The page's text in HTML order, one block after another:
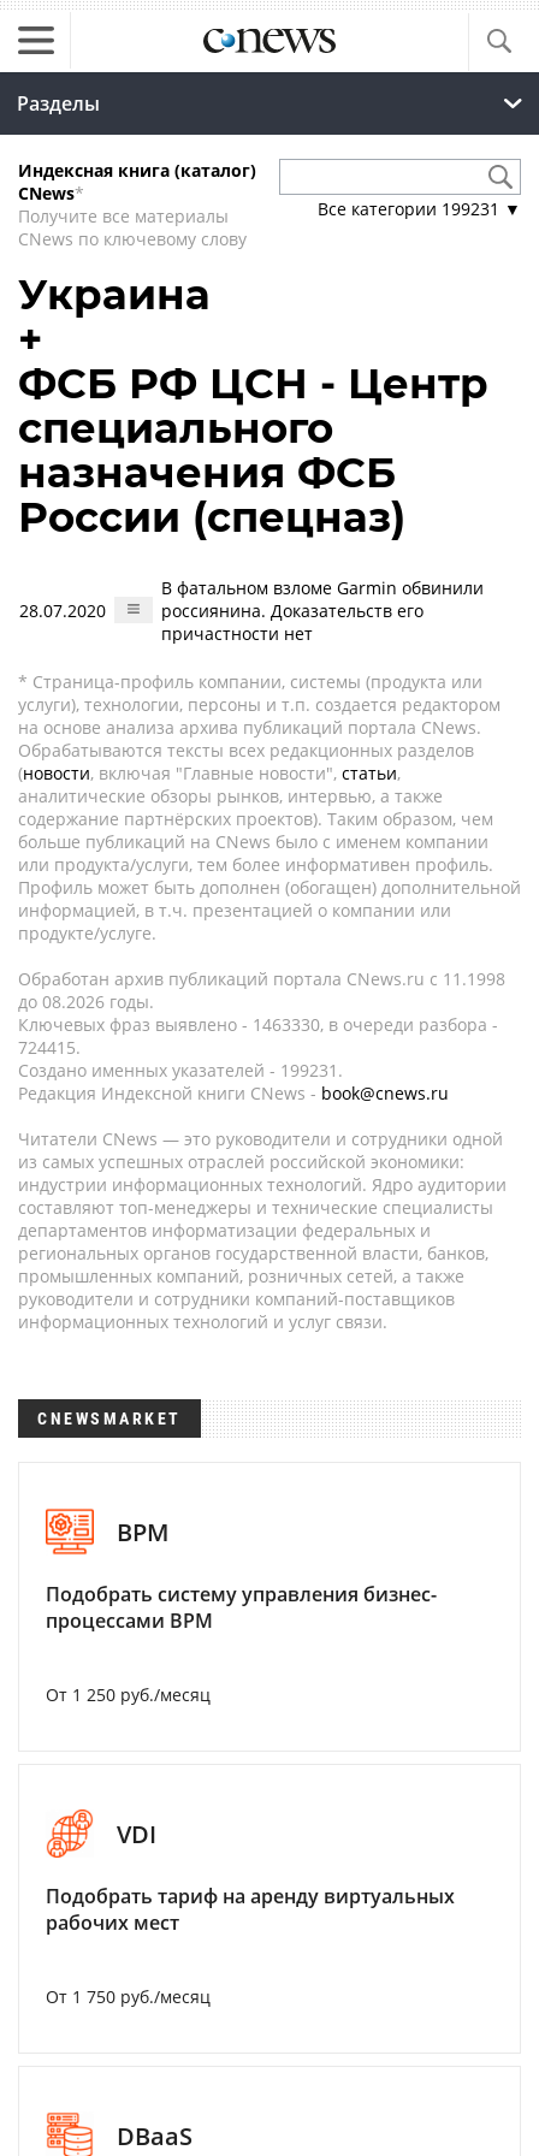
Разделы
Индексная книга (каталог)
CNews*
Получите все материалы
CNews по ключевому слову
Все категории 199231 ▼
Украина
+
ФСБ РФ ЦСН - Центр
специального
назначения ФСБ
России (спецназ)
28.07.2020
В фатальном взломе Garmin обвинили
россиянина. Доказательств его
причастности нет
* Страница-профиль компании, системы (продукта или
услуги), технологии, персоны и т.п. создается редактором
на основе анализа архива публикаций портала CNews.
Обрабатываются тексты всех редакционных разделов
(новости, включая "Главные новости", статьи,
аналитические обзоры рынков, интервью, а также
содержание партнёрских проектов). Таким образом, чем
больше публикаций на CNews было с именем компании
или продукта/услуги, тем более информативен профиль.
Профиль может быть дополнен (обогащен) дополнительной
информацией, в т.ч. презентацией о компании или
продукте/услуге.
Обработан архив публикаций портала CNews.ru c 11.1998
до 08.2026 годы.
Ключевых фраз выявлено - 1463330, в очереди разбора -
724415.
Создано именных указателей - 199231.
Редакция Индексной книги CNews - book@cnews.ru
Читатели CNews — это руководители и сотрудники одной
из самых успешных отраслей российской экономики:
индустрии информационных технологий. Ядро аудитории
составляют топ-менеджеры и технические специалисты
департаментов информатизации федеральных и
региональных органов государственной власти, банков,
промышленных компаний, розничных сетей, а также
руководители и сотрудники компаний-поставщиков
информационных технологий и услуг связи.
CNEWSMARKET
BPM
Подобрать систему управления бизнес-
процессами BPM
От 1 250 руб./месяц
VDI
Подобрать тариф на аренду виртуальных
рабочих мест
От 1 750 руб./месяц
DBaaS